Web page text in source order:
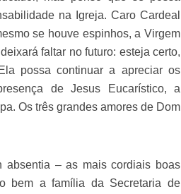
na Igreja. Caro Cardeal
se houve espinhos, a Virgem
faltar no futuro: esteja certo,
possa continuar a apreciar os
de Jesus Eucarístico, a
Os três grandes amores de Dom
absentia – as mais cordiais boas
bem a família da Secretaria de